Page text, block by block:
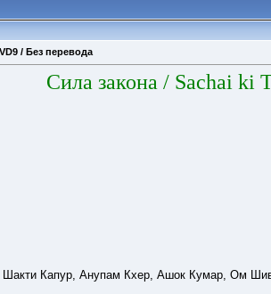
/ Без перевода
Сила закона / Sachai ki
Шакти Капур, Анупам Кхер, Ашок Кумар, Ом